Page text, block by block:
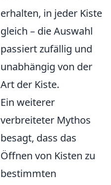
erhalten, in jeder Kiste
gleich – die Auswahl
passiert zufällig und
unabhängig von der
Art der Kiste.
Ein weiterer
verbreiteter Mythos
besagt, dass das
Öffnen von Kisten zu
bestimmten